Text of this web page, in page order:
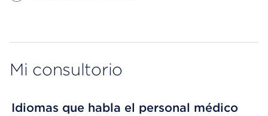
Mi consultorio
Idiomas que habla el personal médico